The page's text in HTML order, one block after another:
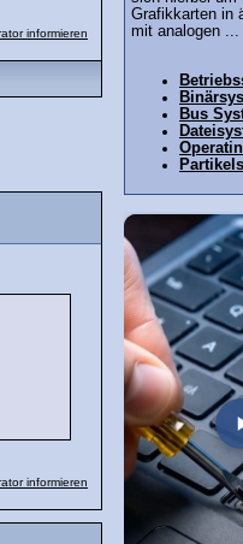
informieren
informieren
Grafikkarten in
mit analogen ...
Bus